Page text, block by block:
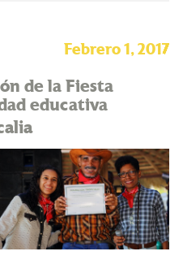
Febrero 1, 2017
de la Fiesta
educativa